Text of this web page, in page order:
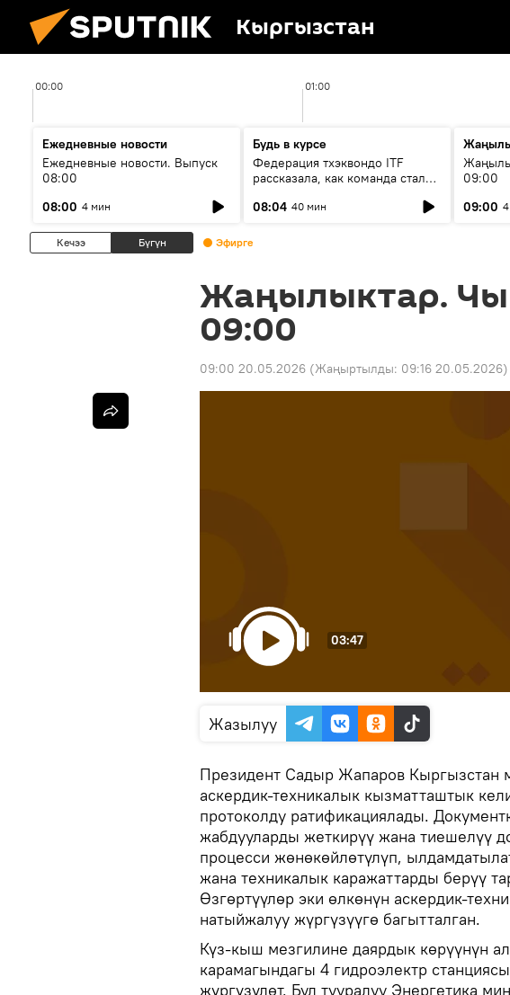
Кыргызстан
00:00 01:00
Ежедневные новости
Ежедневные новости. Выпуск
08:00
08:00 4 мин
Будь в курсе
Федерация тхэквондо ITF
рассказала, как команда стала
08:04 40 мин
09:00
09:00
Кечээ Бүгүн Эфирге
Жаңылыктар.
09:00
09:00 20.05.2026 (Жаңыртылды: 09:16 20.05.2026)
03:47
Жазылуу
Президент Садыр Жапаров Кыргызстан
аскердик-техникалык кызматташтык
протоколду ратификациялады.
жабдууларды жеткирүү жана тиешелүү
процесси жөнөкөйлөтүлүп,
жана техникалык каражаттарды берүү
Өзгөртүүлөр эки өлкөнүн аскердик-
натыйжалуу жүргүзүүгө багытталган.
Күз-кыш мезгилине даярдык көрүүнүн
карамагындагы 4 гидроэлектр
жүргүзүлөт. Бул тууралуу Энергетика